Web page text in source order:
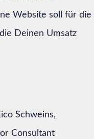
Website soll für die
Deinen Umsatz
Schweins,
Consultant